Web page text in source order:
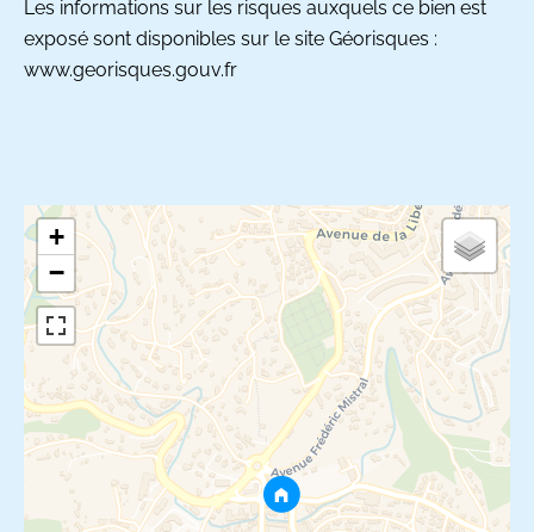
Les informations sur les risques auxquels ce bien est
exposé sont disponibles sur le site Géorisques :
www.georisques.gouv.fr
+
−